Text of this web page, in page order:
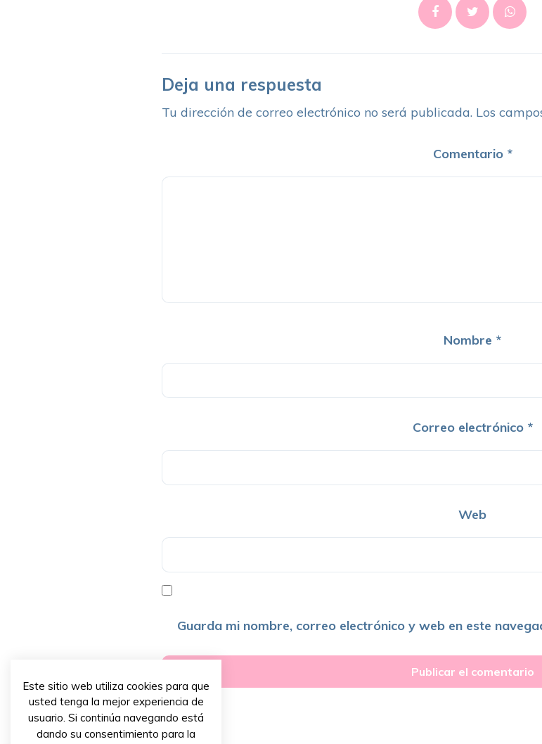
Deja una respuesta
Tu dirección de correo electrónico no será publicada. Los
Comentario *
Nombre *
Correo electrónico *
Web
Guarda mi nombre, correo electrónico y web en este
Este sitio web utiliza cookies para que
usted tenga la mejor experiencia de
usuario. Si continúa navegando está
dando su consentimiento para la